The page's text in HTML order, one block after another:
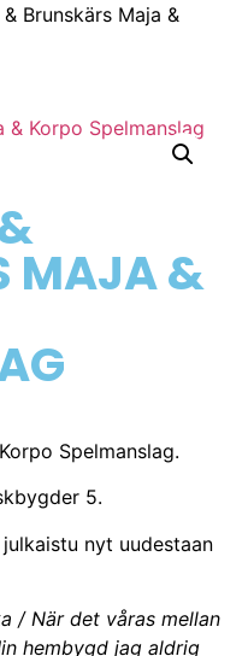
Brunskärs Maja &
MAJA &
Spelmanslag.
5.
nyt uudestaan
/ När det våras mellan
hembygd jag aldrig